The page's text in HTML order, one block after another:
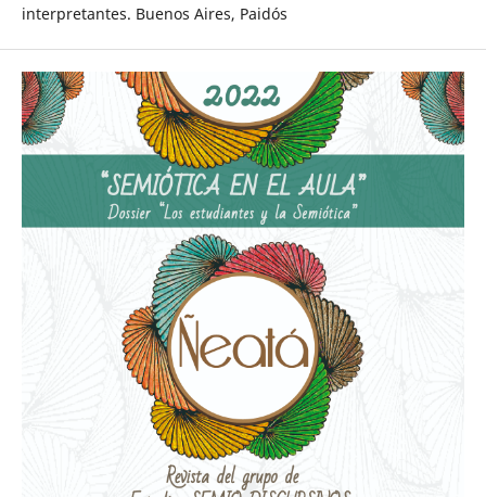
interpretantes. Buenos Aires, Paidós